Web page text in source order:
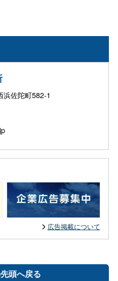
佐陀町582-1
広告掲載について
頭へ戻る